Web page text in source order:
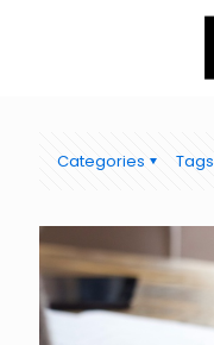
Categories Tags